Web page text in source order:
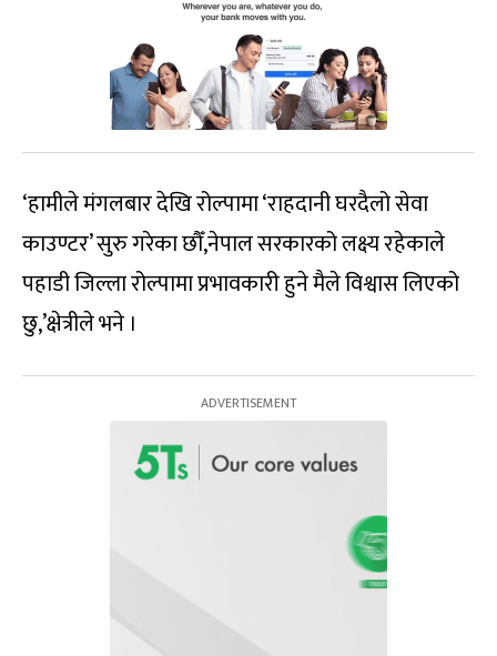
‘हामीले मंगलबार देखि रोल्पामा ‘राहदानी घरदैलो सेवा
काउण्टर’ सुरु गरेका छौँ,नेपाल सरकारको लक्ष्य रहेकाले
पहाडी जिल्ला रोल्पामा प्रभावकारी हुने मैले विश्वास लिएको
छु,’क्षेत्रीले भने ।